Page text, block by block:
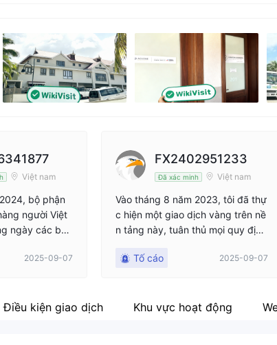
Nhân viên doanh nghiệp
--
Việt nam
bộ phận
người Việt
ngày các báo
định rằng:
ba năm trướ
2025-09-07
FX2402951233
Đã xác minh Việt nam
Vào tháng 8 năm 2023, tôi đã thự
c hiện một giao dịch vàng trên nề
n tảng này, tuân thủ mọi quy định
nh màn hình lịch sử giao dịch. Nă
uay vòng vốn, nhưng nhân viên c
Tố cáo 2025-09-07
Điều kiện giao dịch Khu vực hoạt động